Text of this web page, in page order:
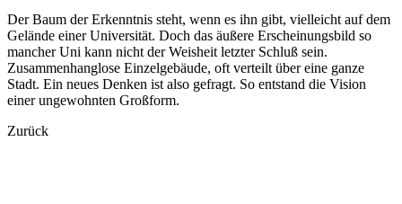
Der Baum der Erkenntnis steht, wenn es ihn gibt, vielleicht auf dem
Gelände einer Universität. Doch das äußere Erscheinungsbild so
mancher Uni kann nicht der Weisheit letzter Schluß sein.
Zusammenhanglose Einzelgebäude, oft verteilt über eine ganze
Stadt. Ein neues Denken ist also gefragt. So entstand die Vision
einer ungewohnten Großform.
Zurück